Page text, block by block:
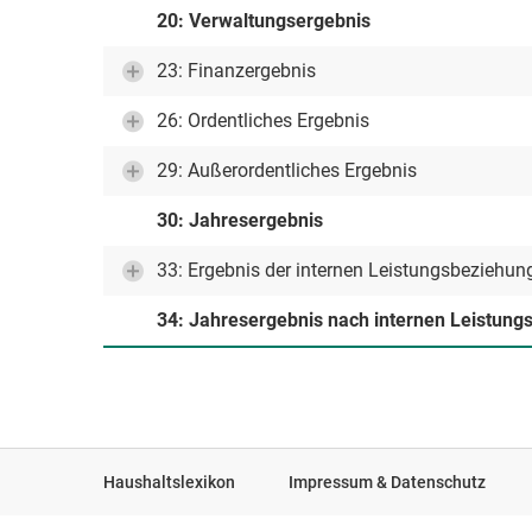
20: Verwaltungsergebnis
23: Finanzergebnis
26: Ordentliches Ergebnis
29: Außerordentliches Ergebnis
30: Jahresergebnis
33: Ergebnis der internen
34: Jahresergebnis nach internen
Haushaltslexikon Impressum & Datenschutz